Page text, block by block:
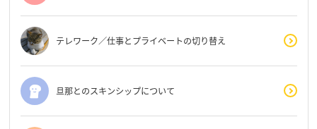
テレワーク／仕事とプライベートの切り替え
旦那とのスキンシップについて